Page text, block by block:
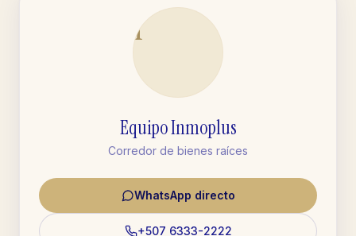
I
Equipo Inmoplus
Corredor de bienes raíces
WhatsApp directo
+507 6333-2222